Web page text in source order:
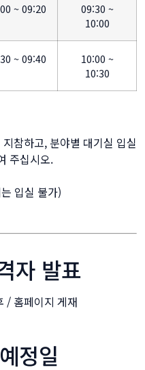
~ 09:20
09:30 ~
10:00
~ 09:40
10:00 ~
10:30
참하고, 분야별 대기실 입실
주십시오.
입실 불가)
자 발표
/ 홈페이지 게재
정일